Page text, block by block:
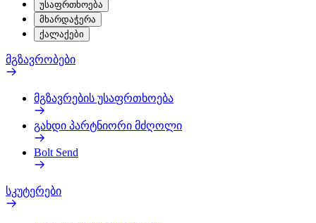
უსაფრთხოება
მხარდაჭერა
ქალაქები
მგზავრობები
მგზავრების უსაფრთხოება
გახდი პარტნიორი მძღოლი
Bolt Send
სკუტერები